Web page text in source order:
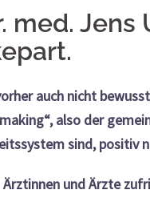
med. Jens
auch nicht
also der
sind, positiv
Ärztinnen und Ärzte